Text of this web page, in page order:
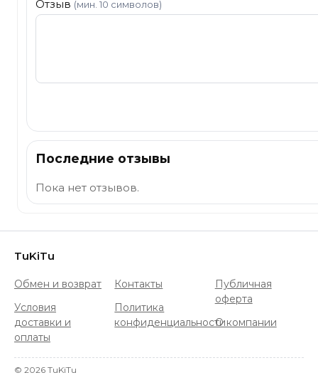
Отзыв (мин. 10 символов)
Последние отзывы
Пока нет отзывов.
TuKiTu
Обмен и возврат
Условия
доставки и
оплаты
Контакты
Политика
конфиденциальности
Публичная
оферта
О компании
© 2026 TuKiTu